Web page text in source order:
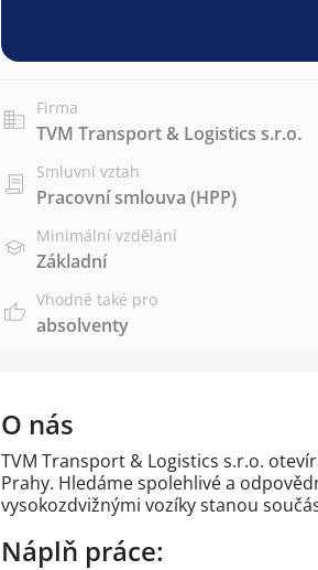
Firma
TVM Transport & Logistics s.r.o.
Smluvní vztah
Pracovní smlouva (HPP)
Minimální vzdělání
Základní
Vhodné také pro
absolventy
O nás
TVM Transport & Logistics s.r.o.
Prahy. Hledáme spolehlivé a
vysokozdvižnými vozíky stanou
Náplň práce: